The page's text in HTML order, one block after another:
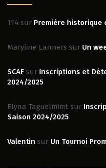
114 sur Première historique
Maryline Lanners sur Un
SCAF sur Inscriptions et
2024/2025
Elyna Taguelmimt sur
Saison 2024/2025
Valentin sur Un Tournoi